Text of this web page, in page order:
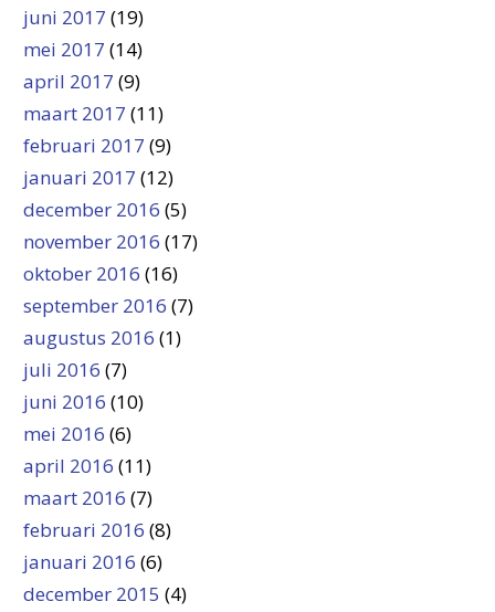
juni 2017 (19)
mei 2017 (14)
april 2017 (9)
maart 2017 (11)
februari 2017 (9)
januari 2017 (12)
december 2016 (5)
november 2016 (17)
oktober 2016 (16)
september 2016 (7)
augustus 2016 (1)
juli 2016 (7)
juni 2016 (10)
mei 2016 (6)
april 2016 (11)
maart 2016 (7)
februari 2016 (8)
januari 2016 (6)
december 2015 (4)